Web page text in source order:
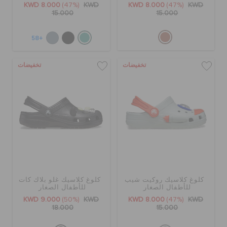
KWD 8.000 (47%)
KWD
15.000
KWD 8.000 (47%)
KWD
15.000
+58
تخفيضات
كلوغ كلاسيك روكيت شيب
للأطفال الصغار
KWD 8.000 (47%)
KWD
15.000
تخفيضات
كلوغ كلاسيك غلو بلاك كات
للأطفال الصغار
KWD 9.000 (50%)
KWD
18.000